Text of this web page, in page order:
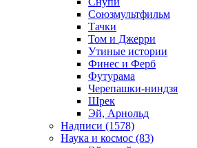
Союзмультфильм
Тачки
Том и Джерри
Утиные истории
Финес и Ферб
Футурама
Черепашки-ниндзя
Шрек
Эй, Арнольд
Надписи (1578)
Наука и космос (83)